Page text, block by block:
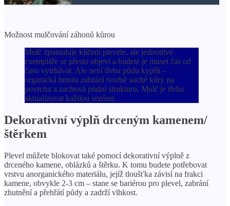
Možnost mulčování záhonů kůrou
Mulč zpomaluje klíčení plevele, ale jednotlivé
exempláře se přesto objeví a budete je muset čas od
času vytrhávat. Ale není třeba půdu kypřít –
organická hmota zabrání tvorbě suché kůry na
povrchu a zachová půdní strukturu. Mulč je třeba
aktualizovat každou sezónu.
Dekorativní výplň drceným kamenem/
štěrkem
Plevel můžete blokovat také pomocí dekorativní výplně z
drceného kamene, oblázků a štěrku. K tomu budete potřebovat
vrstvu anorganického materiálu, jejíž tloušťka závisí na frakci
kamene, obvykle 2-3 cm – stane se bariérou pro plevel, zabrání
zhutnění a přehřátí půdy a zadrží vlhkost.